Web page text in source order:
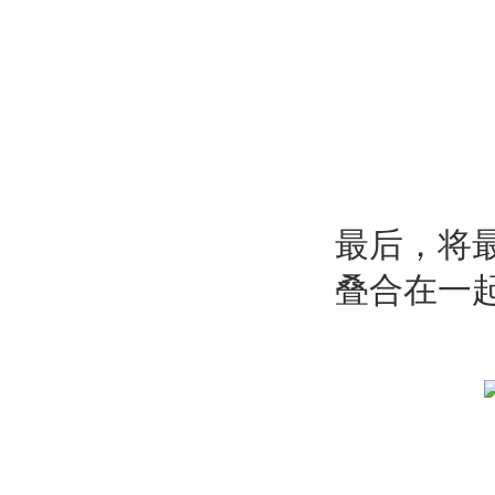
最后，将
叠合在一